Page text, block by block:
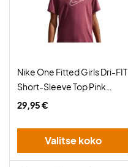
Nike One Fitted Girls Dri-FIT
Short-Sleeve Top Pink
Smoke
29,95 €
Valitse koko